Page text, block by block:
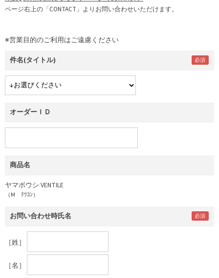
ページ右上の「CONTACT」よりお問い合わせいただけます。
※営業目的のご利用はご遠慮ください
件名(タイトル)
オーダーＩＤ
商品名
ヤマボウシ VENTILE
（M ﾃﾂｺﾝ）
お問い合わせ時氏名
［姓］
［名］